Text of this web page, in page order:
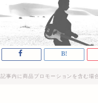
記事内に商品プロモーションを含む場